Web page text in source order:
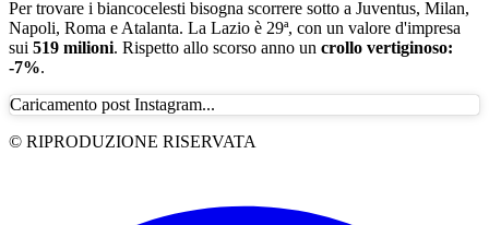
Per trovare i biancocelesti bisogna scorrere sotto a Juventus, Milan,
Napoli, Roma e Atalanta. La Lazio è 29ª, con un valore d'impresa
sui 519 milioni. Rispetto allo scorso anno un crollo vertiginoso:
-7%.
Caricamento post Instagram...
© RIPRODUZIONE RISERVATA